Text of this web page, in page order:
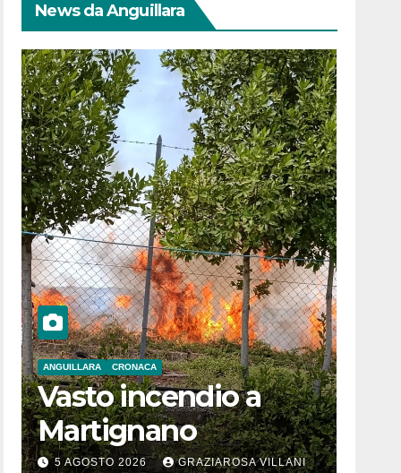
News da Anguillara
ANGUILLARA CRONACA
Vasto incendio a
Martignano
5 AGOSTO 2026 GRAZIAROSA VILLANI